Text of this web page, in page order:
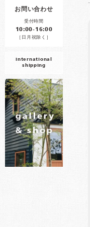
お問い合わせ
受付時間
10:00-16:00
［日月祝除く］
international
shipping